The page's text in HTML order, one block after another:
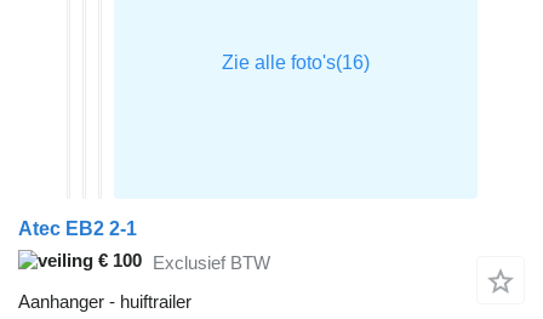
Atec EB2 2-1
€ 100 Exclusief BTW
Aanhanger - huiftrailer